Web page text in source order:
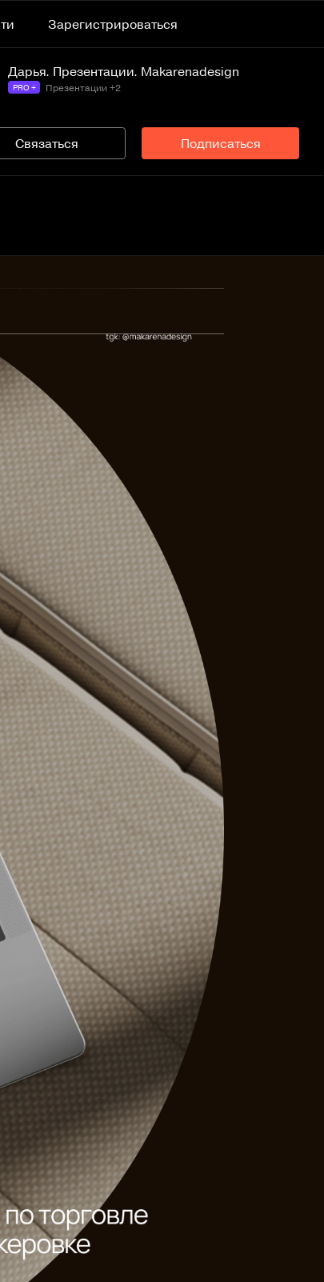
Зарегистрироваться
Дарья. Презентации. Makarenadesign
PRO + Презентации +2
Связаться Подписаться